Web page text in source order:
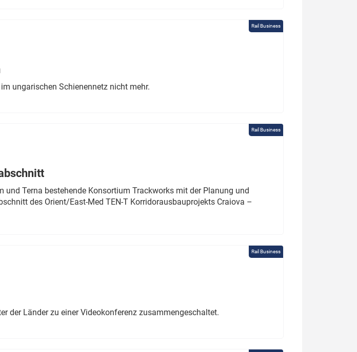
Rail Business
ungarischen Schienennetz nicht mehr.
Rail Business
Terna bestehende Konsortium Trackworks mit der Planung und
des Orient/East-Med TEN-T Korridorausbauprojekts Craiova –
Rail Business
der Länder zu einer Videokonferenz zusammengeschaltet.